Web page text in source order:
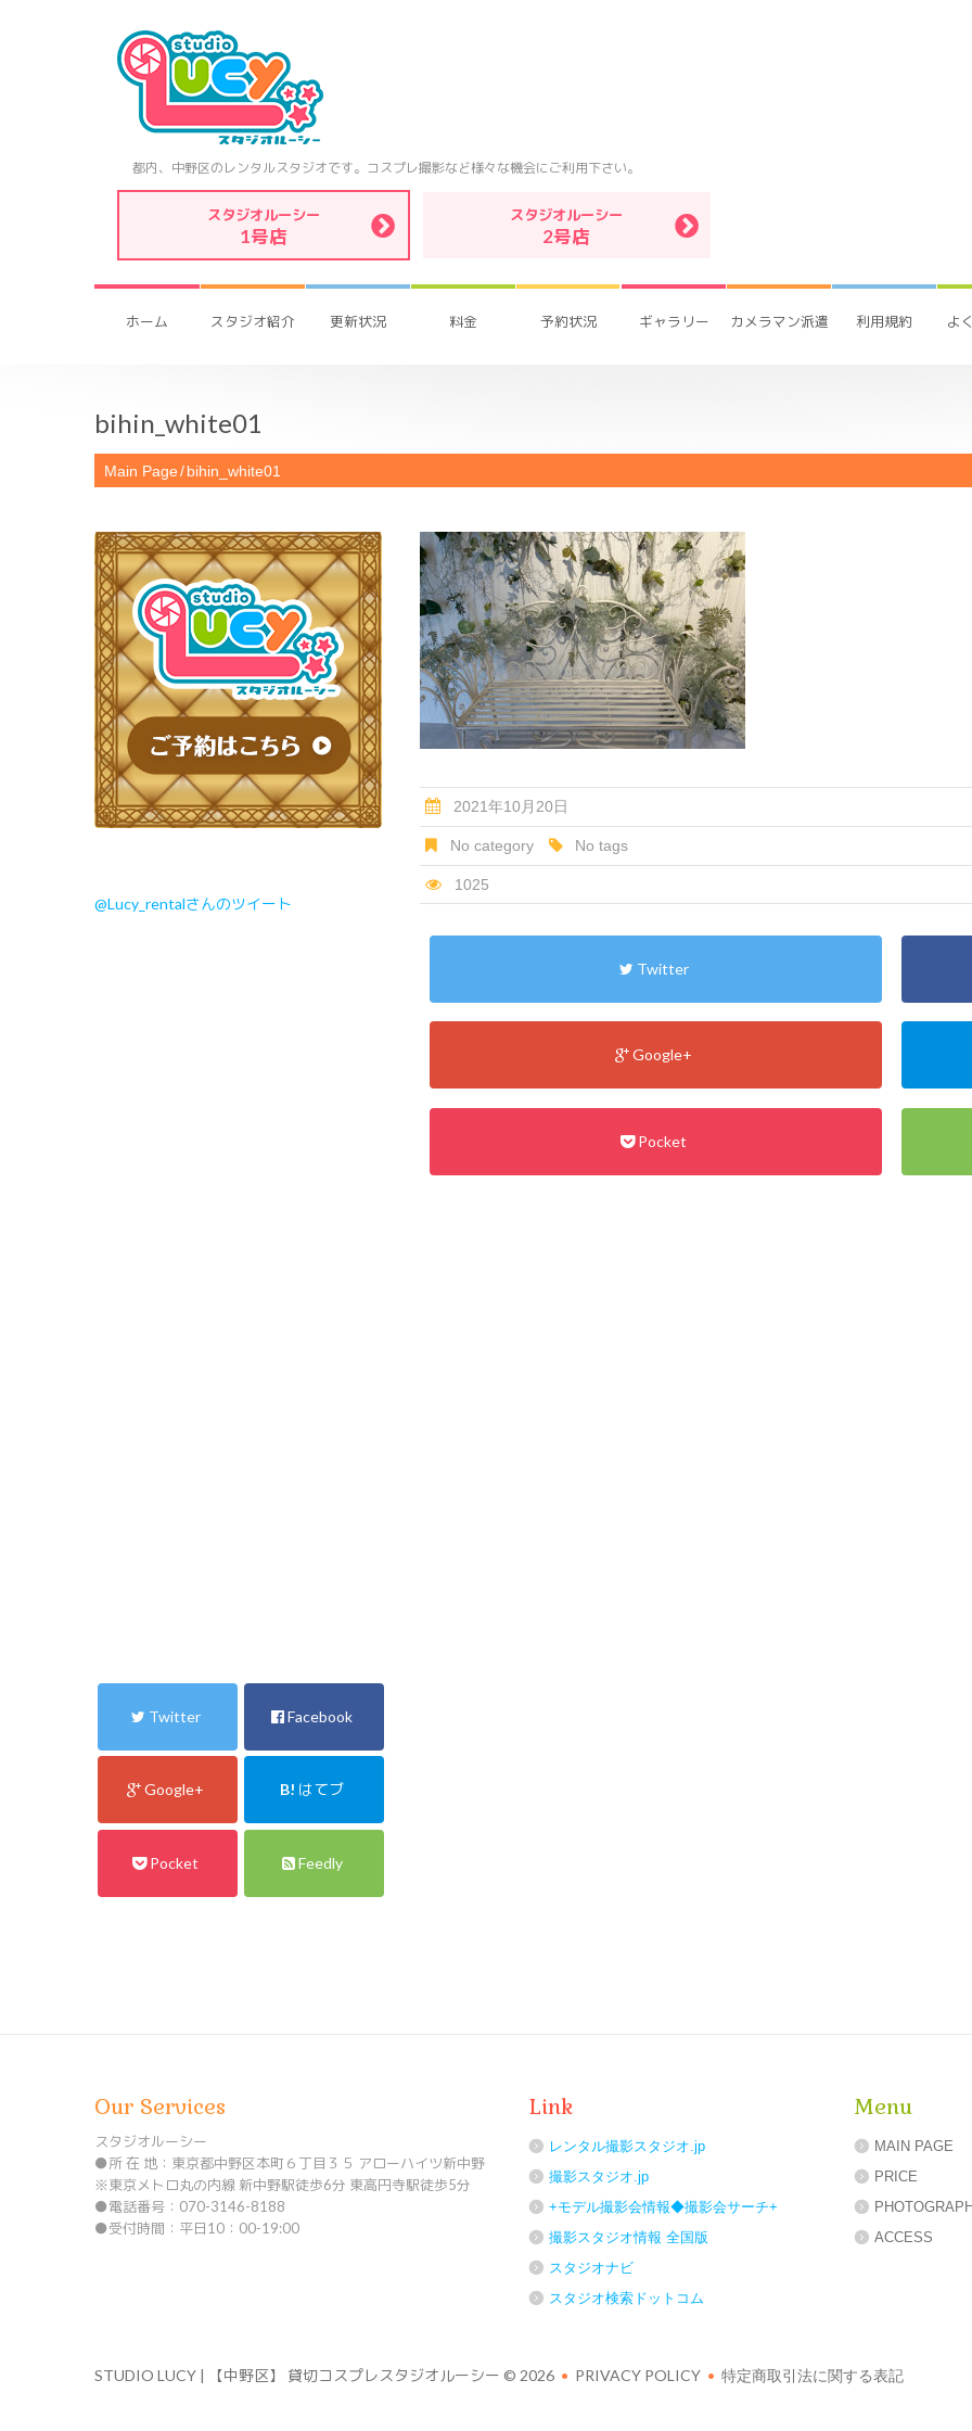
都内、中野区のレンタルスタジオです。コスプレ撮影など様々な機会にご利用下さい。
スタジオルーシー
1号店
スタジオルーシー
2号店
ホーム スタジオ紹介 更新状況 料金 予約状況 ギャラリー カメラマン派遣 利用規約 よ
bihin_white01
Main Page bihin_white01
2021年10月20日
No category No tags
1025
Twitter
Google+
Pocket
@Lucy_rentalさんのツイート
Twitter Facebook
Google+ B! はてブ
Pocket Feedly
Our Services
スタジオルーシー
●所 在 地：東京都中野区本町６丁目３５ アローハイツ新中野
※東京メトロ丸の内線 新中野駅徒歩6分 東高円寺駅徒歩5分
●電話番号：070-3146-8188
●受付時間：平日10：00-19:00
Link
レンタル撮影スタジオ.jp
撮影スタジオ.jp
+モデル撮影会情報◆撮影会サーチ+
撮影スタジオ情報 全国版
スタジオナビ
スタジオ検索ドットコム
Menu
MAIN PAGE
PRICE
ACCESS
STUDIO LUCY | 【中野区】 貸切コスプレスタジオルーシー © 2026 • PRIVACY POLICY • 特定商取引法に関する表記